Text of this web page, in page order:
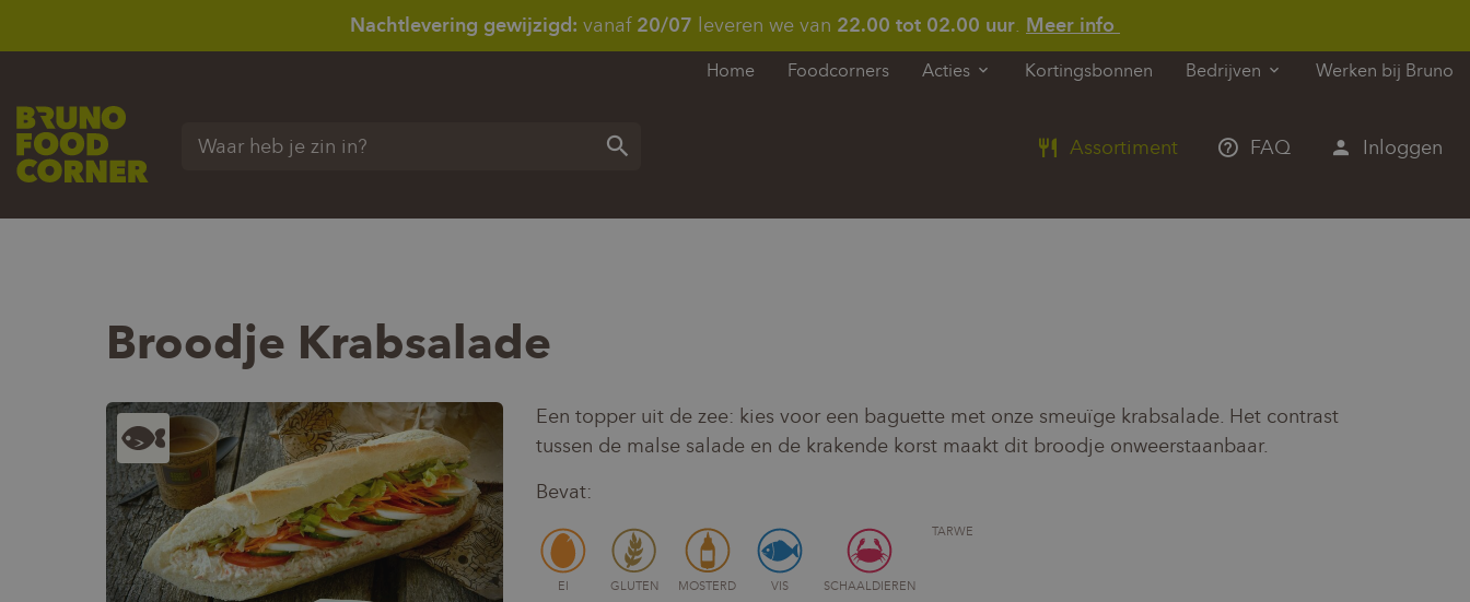
Nachtlevering gewijzigd: vanaf 20/07 leveren we van 22.00 tot 02.00 uur. Meer info
Home Foodcorners Acties Kortingsbonnen Bedrijven Werken bij Bruno
Waar heb je zin in?
Assortiment FAQ Inloggen
Broodje Krabsalade
Een topper uit de zee: kies voor een baguette met onze smeuïge krabsalade. Het contrast
tussen de malse salade en de krakende korst maakt dit broodje onweerstaanbaar.
Bevat:
EI GLUTEN MOSTERD VIS SCHAALDIEREN
TARWE